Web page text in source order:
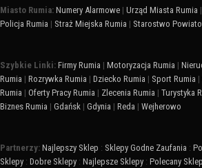
Miasto Rumia: Numery Alarmowe | Urząd Miasta Rumia |
Policja Rumia | Straż Miejska Rumia | Starostwo
Szybkie Linki: Firmy Rumia | Motoryzacja Rumia |
Rumia | Rozrywka Rumia | Dziecko Rumia | Sport Rumia |
Rumia | Oferty Pracy Rumia | Zlecenia Rumia | Turystyka
Biznes Rumia | Gdańsk | Gdynia | Reda | Wejherowo
Partnerzy: Najlepszy Sklep : Sklepy Godne Zaufania :
Sklepy : Dobre Sklepy : Najlepsze Sklepy : Polecany Sklep